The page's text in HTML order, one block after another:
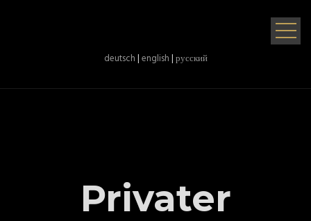
deutsch|english|русский
Privater